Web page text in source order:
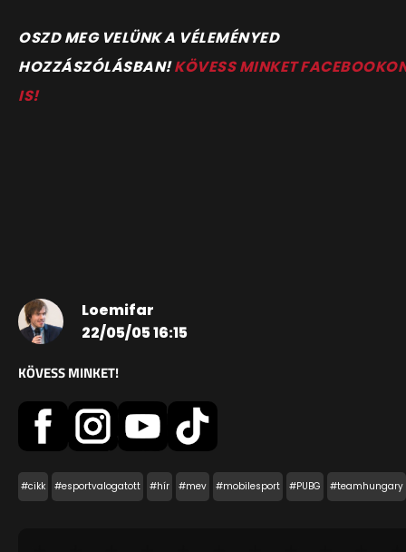
OSZD MEG VELÜNK A VÉLEMÉNYED
HOZZÁSZÓLÁSBAN!KÖVESS MINKET
IS!
Loemifar
22/05/05 16:15
KÖVESS MINKET!
#cikk #esportvalogatott #hír #mev #mobilesport #PUBG #teamhungary